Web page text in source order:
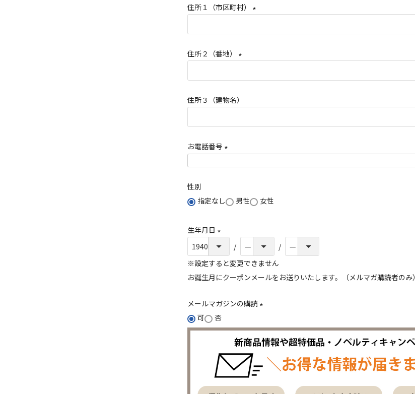
須
住所１（市区町村）
住所２（番地）
須
住所３（建物名）
お電話番号
)
性別
指定なし
男性 女性
生年月日
(
必
須
※設定すると変更できません
お誕生月にクーポンメールをお送りいたします。（メルマガ購読者のみ）
メールマガジンの購読
須
)
可 否